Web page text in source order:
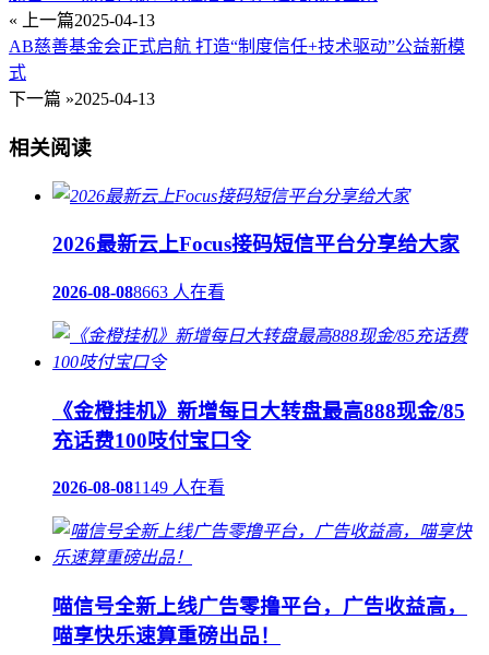
« 上一篇2025-04-13
AB慈善基金会正式启航 打造“制度信任+技术驱动”公益新模
式
下一篇 »2025-04-13
相关阅读
2026最新云上Focus接码短信平台分享给大家
2026-08-088663 人在看
《金橙挂机》新增每日大转盘最高888现金/85
充话费100吱付宝口令
2026-08-081149 人在看
喵信号全新上线广告零撸平台，广告收益高，
喵享快乐速算重磅出品！